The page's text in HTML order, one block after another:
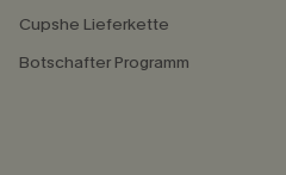
Cupshe Lieferkette
Botschafter Programm